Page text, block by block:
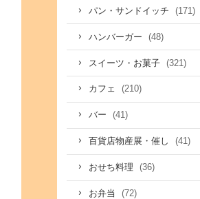
パン・サンドイッチ (171)
ハンバーガー (48)
スイーツ・お菓子 (321)
カフェ (210)
バー (41)
百貨店物産展・催し (41)
おせち料理 (36)
お弁当 (72)